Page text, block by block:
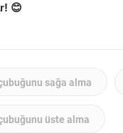
😊
sağa alma
üste alma